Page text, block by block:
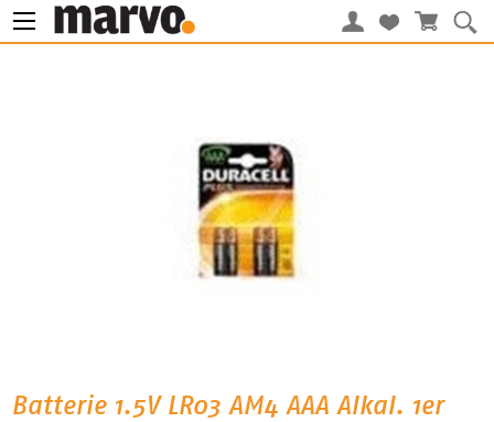
Batterie 1.5V LR03 AM4 AAA Alkal. 1er